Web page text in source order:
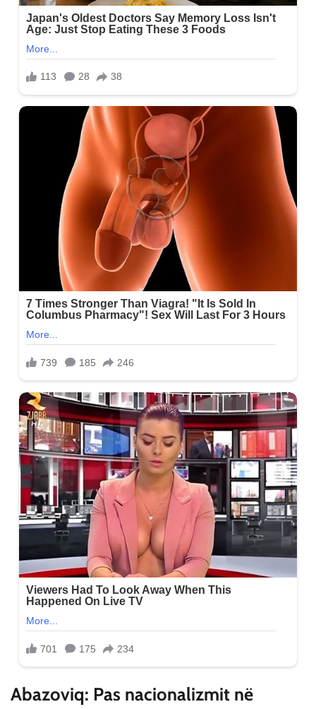
Abazoviq: Pas nacionalizmit në